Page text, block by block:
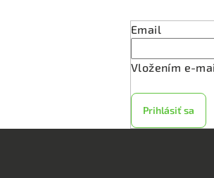
v
k
y
ý
p
Email
Vložením e-
Prihlásiť sa